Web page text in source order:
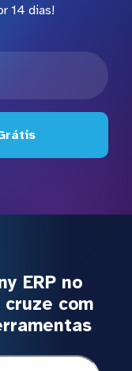
14 dias!
ERP no
com